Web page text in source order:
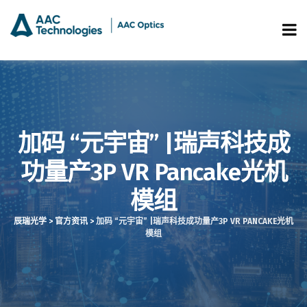
加码 “元宇宙” |瑞声科技成
功量产3P VR Pancake光机
模组
辰瑞光学 > 官方资讯 > 加码 “元宇宙” |瑞声科技成功量产3P VR PANCAKE光机
模组